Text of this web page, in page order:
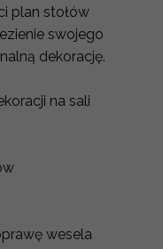
plan stołów
swojego
dekorację.
na sali
wesela